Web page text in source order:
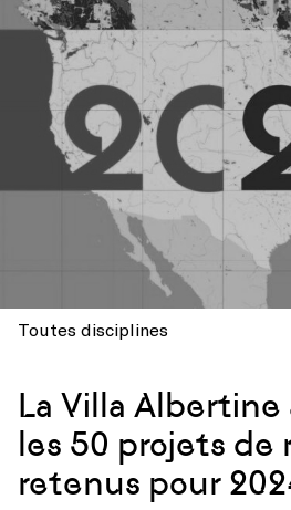
Toutes disciplines
La Villa
les 50 projets de
retenus pour